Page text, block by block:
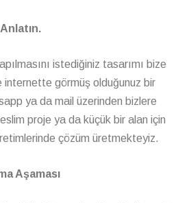
Anlatın.
istediğiniz tasarımı bize
internette görmüş olduğunuz bir
ya da mail üzerinden bizlere
proje ya da küçük bir alan için
çözüm üretmekteyiz.
Aşaması